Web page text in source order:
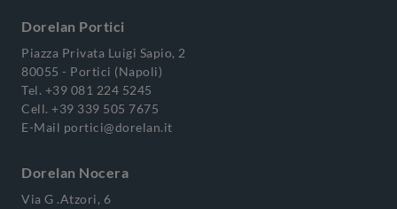
Dorelan Portici
Piazza Privata Luigi Sapio, 2
80055 - Portici (Napoli)
Tel. +39 081 224 5245
Cell. +39 339 505 7675
E-Mail portici@dorelan.it
Dorelan Nocera
Via G .Atzori, 6